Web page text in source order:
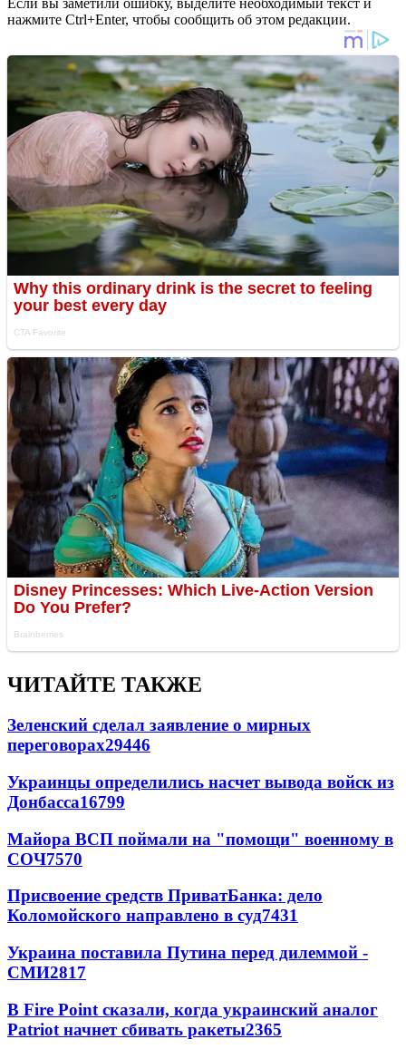
нажмите Ctrl+Enter, чтобы сообщить об этом редакции.
ЧИТАЙТЕ ТАКЖЕ
Зеленский сделал заявление о мирных
переговорах29446
Украинцы определились насчет вывода войск из
Донбасса16799
Майора ВСП поймали на "помощи" военному в
СОЧ7570
Присвоение средств ПриватБанка: дело
Коломойского направлено в суд7431
Украина поставила Путина перед дилеммой -
СМИ2817
В Fire Point сказали, когда украинский аналог
Patriot начнет сбивать ракеты2365